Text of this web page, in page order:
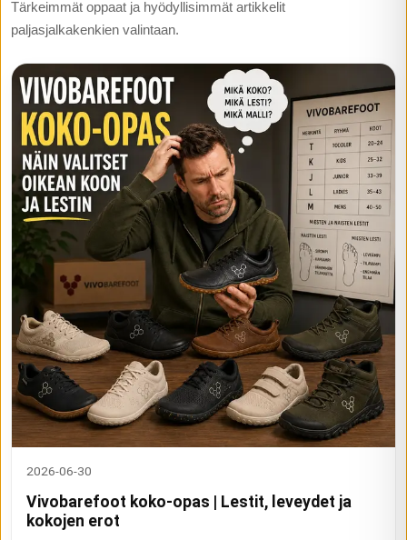
Tärkeimmät oppaat ja hyödyllisimmät artikkelit
paljasjalkakenkien valintaan.
2026-06-30
Vivobarefoot koko-opas | Lestit, leveydet ja
kokojen erot